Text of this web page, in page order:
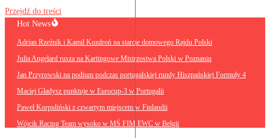
Przejdź do treści
Hot News
Adrian Rzeźnik i Kamil Kozdroń na starcie domowego Rajdu Polski
Julia Angelard rusza na Kartingowe Mistrzostwa Polski w Poznaniu
Jan Przyrowski na podium podczas portugalskiej rundy Hiszpańskiej Formuły 4
Maciej Gładysz punktuje w Eurocup-3 w Portugalii
Paweł Korpuliński z czwartym miejscem w Finlandii
Wójcik Racing Team wysoko w MŚ FIM EWC w Belgii